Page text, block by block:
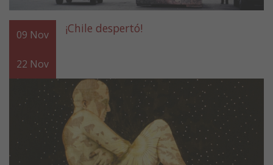
09 Nov
22 Nov
¡Chile despertó!